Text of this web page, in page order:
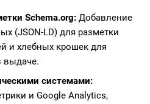
Schema.org: Добавление
(JSON-LD) для разметки
и хлебных крошек для
выдаче.
системами:
и Google Analytics,